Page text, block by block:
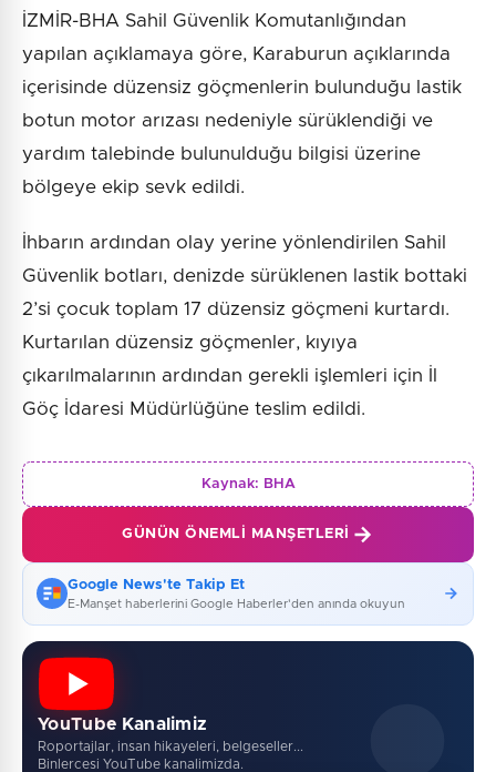
İZMİR-BHA Sahil Güvenlik Komutanlığından
yapılan açıklamaya göre, Karaburun açıklarında
içerisinde düzensiz göçmenlerin bulunduğu lastik
botun motor arızası nedeniyle sürüklendiği ve
yardım talebinde bulunulduğu bilgisi üzerine
bölgeye ekip sevk edildi.
İhbarın ardından olay yerine yönlendirilen Sahil
Güvenlik botları, denizde sürüklenen lastik bottaki
2’si çocuk toplam 17 düzensiz göçmeni kurtardı.
Kurtarılan düzensiz göçmenler, kıyıya
çıkarılmalarının ardından gerekli işlemleri için İl
Göç İdaresi Müdürlüğüne teslim edildi.
Kaynak: BHA
GÜNÜN ÖNEMLI MANŞETLERI
Google News'te Takip Et
E-Manşet haberlerini Google Haberler'den anında okuyun
YouTube Kanalimiz
Roportajlar, insan hikayeleri, belgeseller...
Binlercesi YouTube kanalimizda.